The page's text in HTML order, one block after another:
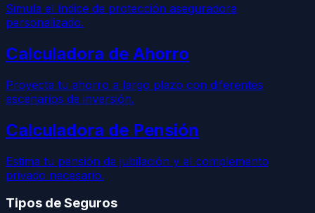
Simula el índice de protección aseguradora
personalizado.
Calculadora de Ahorro
Proyecta tu ahorro a largo plazo con diferentes
escenarios de inversión.
Calculadora de Pensión
Estima tu pensión de jubilación y el complemento
privado necesario.
Tipos de Seguros